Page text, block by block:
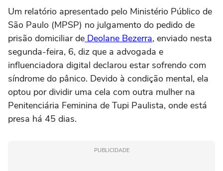
Um relatório apresentado pelo Ministério Público de
São Paulo (MPSP) no julgamento do pedido de
prisão domiciliar de Deolane Bezerra, enviado nesta
segunda-feira, 6, diz que a advogada e
influenciadora digital declarou estar sofrendo com
síndrome do pânico. Devido à condição mental, ela
optou por dividir uma cela com outra mulher na
Penitenciária Feminina de Tupi Paulista, onde está
presa há 45 dias.
PUBLICIDADE